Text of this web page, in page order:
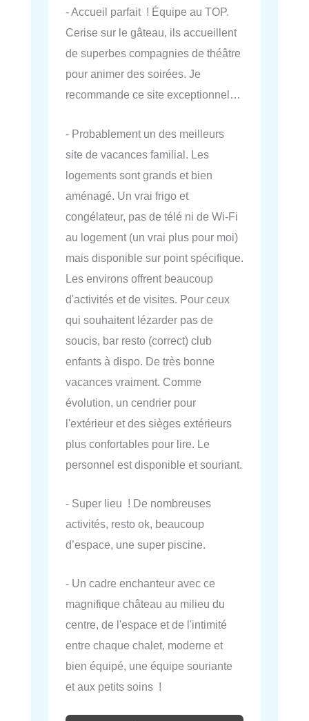
- Accueil parfait ! Équipe au TOP.
Cerise sur le gâteau, ils accueillent
de superbes compagnies de théâtre
pour animer des soirées. Je
recommande ce site exceptionnel…
- Probablement un des meilleurs
site de vacances familial. Les
logements sont grands et bien
aménagé. Un vrai frigo et
congélateur, pas de télé ni de Wi-Fi
au logement (un vrai plus pour moi)
mais disponible sur point spécifique.
Les environs offrent beaucoup
d'activités et de visites. Pour ceux
qui souhaitent lézarder pas de
soucis, bar resto (correct) club
enfants à dispo. De très bonne
vacances vraiment. Comme
évolution, un cendrier pour
l'extérieur et des sièges extérieurs
plus confortables pour lire. Le
personnel est disponible et souriant.
- Super lieu ! De nombreuses
activités, resto ok, beaucoup
d’espace, une super piscine.
- Un cadre enchanteur avec ce
magnifique château au milieu du
centre, de l'espace et de l'intimité
entre chaque chalet, moderne et
bien équipé, une équipe souriante
et aux petits soins !